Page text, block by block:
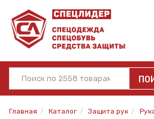
Главная Каталог Защита рук